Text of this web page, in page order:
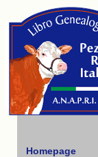
Homepage